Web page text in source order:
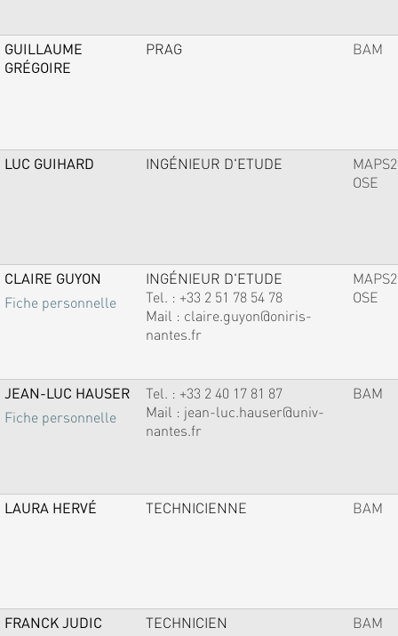
GUILLAUME
GRÉGOIRE
PRAG BAM
LUC GUIHARD INGÉNIEUR D'ETUDE
MAPS2
OSE
CLAIRE GUYON
Fiche personnelle
INGÉNIEUR D'ETUDE
Tel. : +33 2 51 78 54 78
Mail : claire.guyon@oniris-
nantes.fr
MAPS2
OSE
JEAN-LUC HAUSER
Fiche personnelle
Tel. : +33 2 40 17 81 87
Mail : jean-luc.hauser@univ-
nantes.fr
BAM
LAURA HERVÉ TECHNICIENNE BAM
FRANCK JUDIC TECHNICIEN BAM